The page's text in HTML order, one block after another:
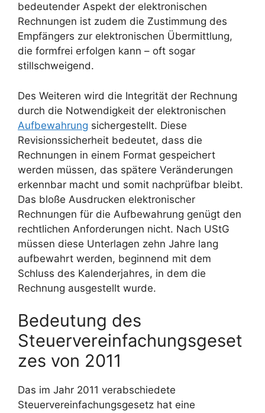
bedeutender Aspekt der elektronischen
Rechnungen ist zudem die Zustimmung des
Empfängers zur elektronischen Übermittlung,
die formfrei erfolgen kann – oft sogar
stillschweigend.
Des Weiteren wird die Integrität der Rechnung
durch die Notwendigkeit der elektronischen
Aufbewahrung sichergestellt. Diese
Revisionssicherheit bedeutet, dass die
Rechnungen in einem Format gespeichert
werden müssen, das spätere Veränderungen
erkennbar macht und somit nachprüfbar bleibt.
Das bloße Ausdrucken elektronischer
Rechnungen für die Aufbewahrung genügt den
rechtlichen Anforderungen nicht. Nach UStG
müssen diese Unterlagen zehn Jahre lang
aufbewahrt werden, beginnend mit dem
Schluss des Kalenderjahres, in dem die
Rechnung ausgestellt wurde.
Bedeutung des
Steuervereinfachungsgeset
zes von 2011
Das im Jahr 2011 verabschiedete
Steuervereinfachungsgesetz hat eine